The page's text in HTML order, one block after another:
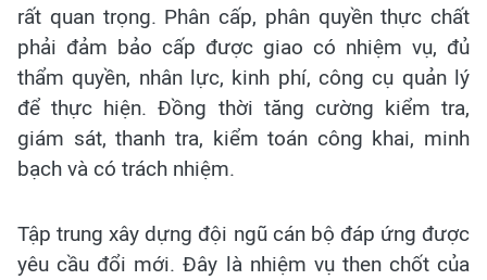
rất quan trọng. Phân cấp, phân quyền thực chất
phải đảm bảo cấp được giao có nhiệm vụ, đủ
thẩm quyền, nhân lực, kinh phí, công cụ quản lý
để thực hiện. Đồng thời tăng cường kiểm tra,
giám sát, thanh tra, kiểm toán công khai, minh
bạch và có trách nhiệm.
Tập trung xây dựng đội ngũ cán bộ đáp ứng được
yêu cầu đổi mới. Đây là nhiệm vụ then chốt của